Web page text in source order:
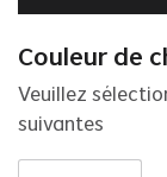
Couleur de
Veuillez
suivantes